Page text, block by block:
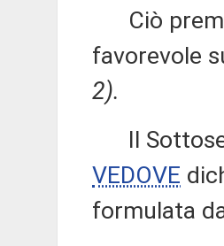
Ciò
favorevole
2).
Il
VEDOVE
formulata